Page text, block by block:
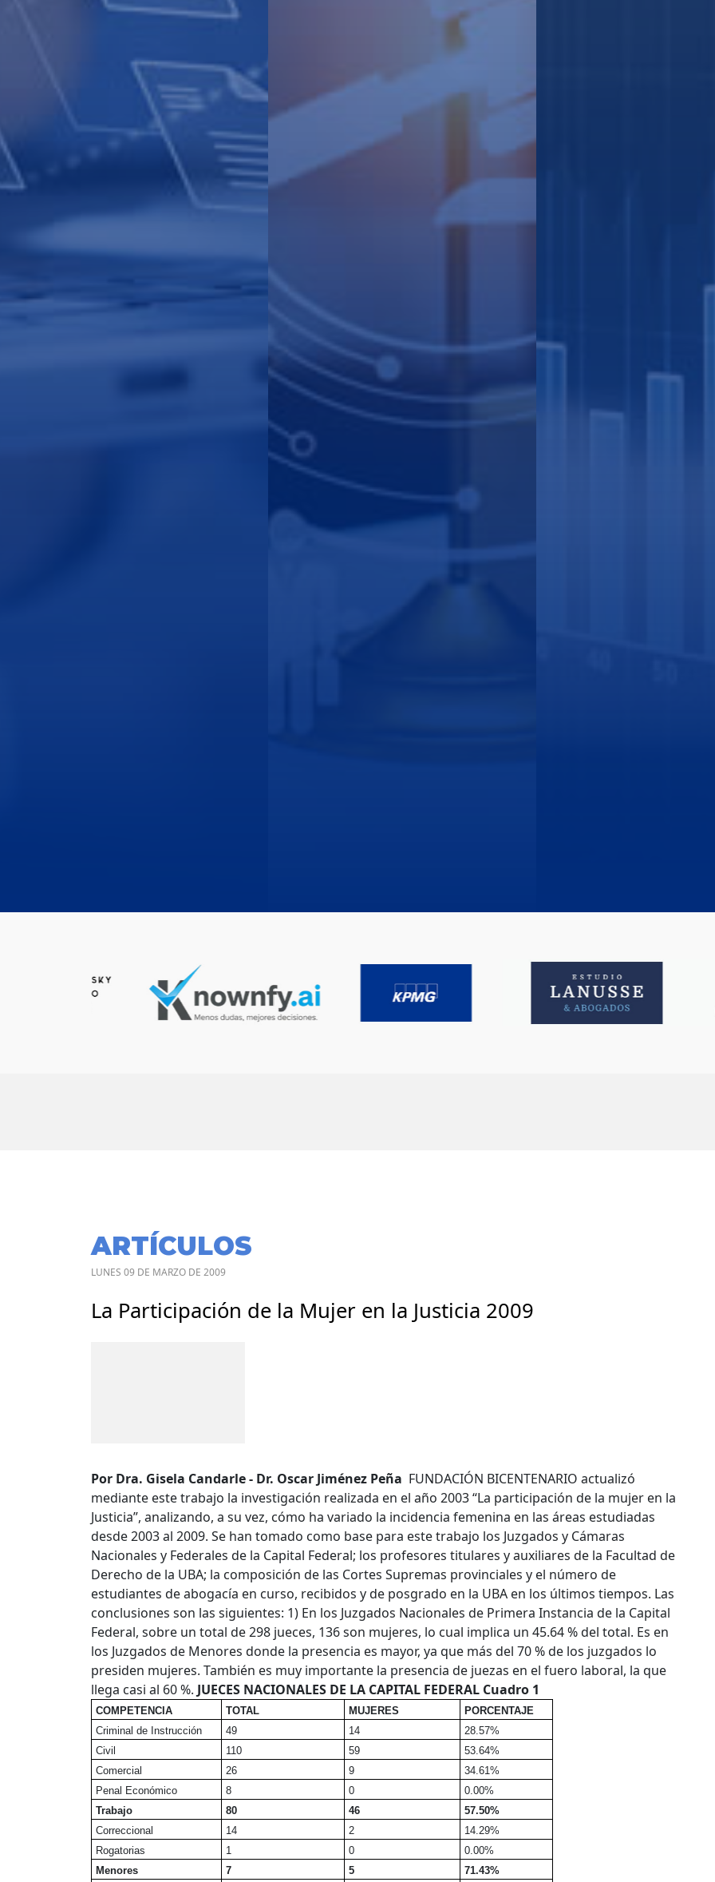
ARTÍCULOS
LUNES 09 DE MARZO DE 2009
La Participación de la Mujer en la Justicia 2009
Por Dra. Gisela Candarle - Dr. Oscar Jiménez Peña FUNDACIÓN BICENTENARIO actualizó
mediante este trabajo la investigación realizada en el año 2003 “La participación de la mujer en la
Justicia”, analizando, a su vez, cómo ha variado la incidencia femenina en las áreas estudiadas
desde 2003 al 2009. Se han tomado como base para este trabajo los Juzgados y Cámaras
Nacionales y Federales de la Capital Federal; los profesores titulares y auxiliares de la Facultad de
Derecho de la UBA; la composición de las Cortes Supremas provinciales y el número de
estudiantes de abogacía en curso, recibidos y de posgrado en la UBA en los últimos tiempos. Las
conclusiones son las siguientes: 1) En los Juzgados Nacionales de Primera Instancia de la Capital
Federal, sobre un total de 298 jueces, 136 son mujeres, lo cual implica un 45.64 % del total. Es en
los Juzgados de Menores donde la presencia es mayor, ya que más del 70 % de los juzgados lo
presiden mujeres. También es muy importante la presencia de juezas en el fuero laboral, la que
llega casi al 60 %. JUECES NACIONALES DE LA CAPITAL FEDERAL Cuadro 1
COMPETENCIA TOTAL MUJERES
PORCENTAJE
Criminal de Instrucción
49 14
28.57%
Civil
110 59
53.64%
Comercial
26 9
34.61%
Penal Económico
8 0
0.00%
Trabajo
80 46
57.50%
Correccional
14 2
14.29%
Rogatorias
1 0
0.00%
Menores
7 5 71.43%